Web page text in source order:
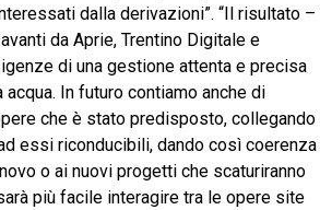
dalla derivazioni”. “Il risultato –
da Aprie, Trentino Digitale e
di una gestione attenta e precisa
In futuro contiamo anche di
che è stato predisposto, collegando
essi riconducibili, dando così coerenza
o ai nuovi progetti che scaturiranno
più facile interagire tra le opere site